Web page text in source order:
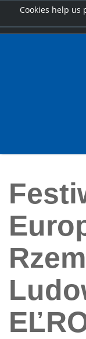
Cookies help us
Festiwal